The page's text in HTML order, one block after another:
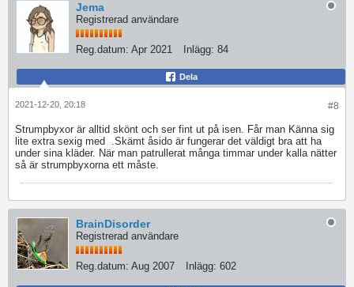
Jema
Registrerad användare
Reg.datum: Apr 2021 Inlägg: 84
Dela
#8
2021-12-20, 20:18
Strumpbyxor är alltid skönt och ser fint ut på isen. Får man Känna sig
lite extra sexig med
.Skämt åsido är fungerar det väldigt bra att ha
under sina kläder. När man patrullerat många timmar under kalla nätter
så är strumpbyxorna ett måste.
BrainDisorder
Registrerad användare
Reg.datum: Aug 2007 Inlägg: 602